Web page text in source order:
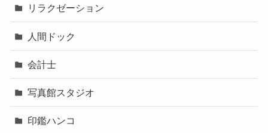
リラクゼーション
人間ドック
会計士
写真館スタジオ
印鑑ハンコ